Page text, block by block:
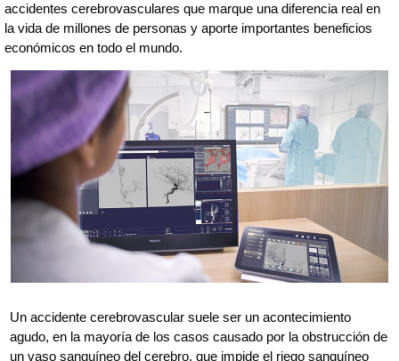
accidentes cerebrovasculares que marque una diferencia real en
la vida de millones de personas y aporte importantes beneficios
económicos en todo el mundo.
Un accidente cerebrovascular suele ser un acontecimiento
agudo, en la mayoría de los casos causado por la obstrucción de
un vaso sanguíneo del cerebro, que impide el riego sanguíneo